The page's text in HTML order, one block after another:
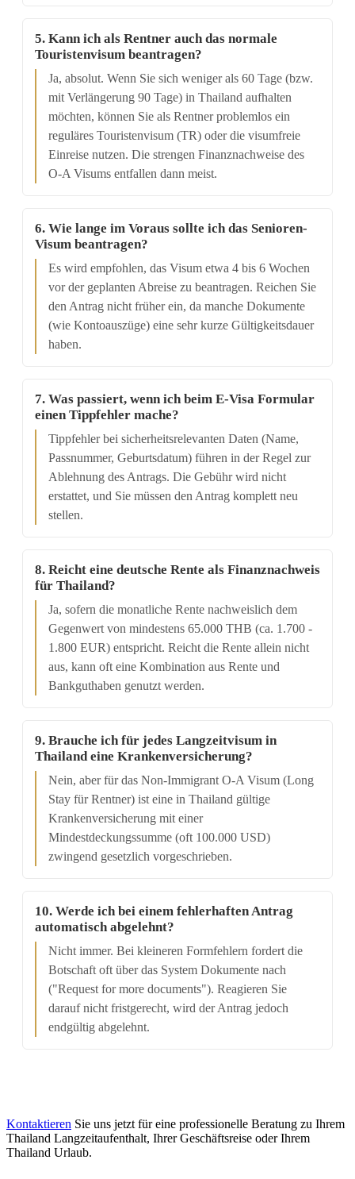
5. Kann ich als Rentner auch das normale
Touristenvisum beantragen?
Ja, absolut. Wenn Sie sich weniger als 60 Tage (bzw.
mit Verlängerung 90 Tage) in Thailand aufhalten
möchten, können Sie als Rentner problemlos ein
reguläres Touristenvisum (TR) oder die visumfreie
Einreise nutzen. Die strengen Finanznachweise des
O-A Visums entfallen dann meist.
6. Wie lange im Voraus sollte ich das Senioren-
Visum beantragen?
Es wird empfohlen, das Visum etwa 4 bis 6 Wochen
vor der geplanten Abreise zu beantragen. Reichen Sie
den Antrag nicht früher ein, da manche Dokumente
(wie Kontoauszüge) eine sehr kurze Gültigkeitsdauer
haben.
7. Was passiert, wenn ich beim E-Visa Formular
einen Tippfehler mache?
Tippfehler bei sicherheitsrelevanten Daten (Name,
Passnummer, Geburtsdatum) führen in der Regel zur
Ablehnung des Antrags. Die Gebühr wird nicht
erstattet, und Sie müssen den Antrag komplett neu
stellen.
8. Reicht eine deutsche Rente als Finanznachweis
für Thailand?
Ja, sofern die monatliche Rente nachweislich dem
Gegenwert von mindestens 65.000 THB (ca. 1.700 -
1.800 EUR) entspricht. Reicht die Rente allein nicht
aus, kann oft eine Kombination aus Rente und
Bankguthaben genutzt werden.
9. Brauche ich für jedes Langzeitvisum in
Thailand eine Krankenversicherung?
Nein, aber für das Non-Immigrant O-A Visum (Long
Stay für Rentner) ist eine in Thailand gültige
Krankenversicherung mit einer
Mindestdeckungssumme (oft 100.000 USD)
zwingend gesetzlich vorgeschrieben.
10. Werde ich bei einem fehlerhaften Antrag
automatisch abgelehnt?
Nicht immer. Bei kleineren Formfehlern fordert die
Botschaft oft über das System Dokumente nach
("Request for more documents"). Reagieren Sie
darauf nicht fristgerecht, wird der Antrag jedoch
endgültig abgelehnt.
Kontaktieren Sie uns jetzt für eine professionelle Beratung zu Ihrem
Thailand Langzeitaufenthalt, Ihrer Geschäftsreise oder Ihrem
Thailand Urlaub.